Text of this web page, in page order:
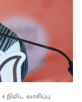
4 நிமிட வாசிப்பு